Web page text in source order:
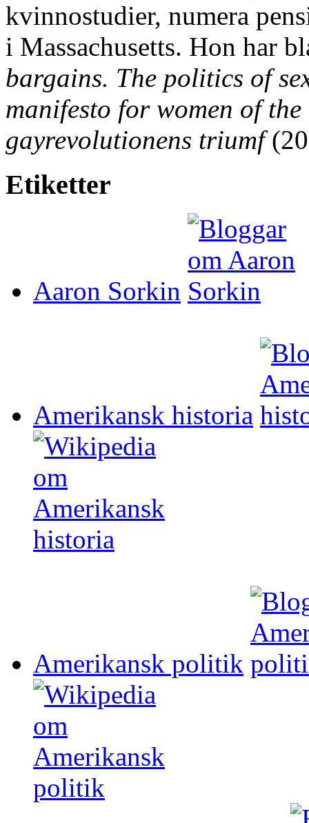
kvinnostudier, numera
i Massachusetts. Hon har
bargains. The politics of
manifesto for women of
gayrevolutionens triumf
Etiketter
Aaron Sorkin
Amerikansk historia
Amerikansk politik